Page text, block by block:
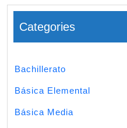
Categories
Bachillerato
Básica Elemental
Básica Media